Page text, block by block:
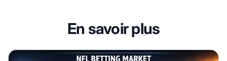
En savoir plus
Stratégie de marketing affiliation paris NFL pendant la